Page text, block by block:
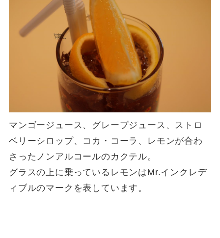
マンゴージュース、グレープジュース、ストロ
ベリーシロップ、コカ・コーラ、レモンが合わ
さったノンアルコールのカクテル。
グラスの上に乗っているレモンはMr.インクレデ
ィブルのマークを表しています。